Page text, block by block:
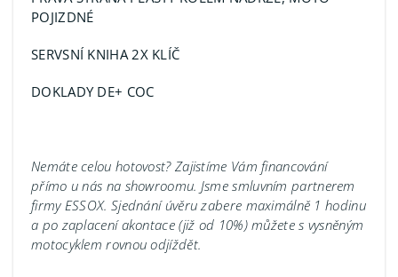
POJIZDNÉ
SERVSNÍ KNIHA 2X KLÍČ
DOKLADY DE+ COC
Nemáte celou hotovost? Zajistíme Vám financování
přímo u nás na showroomu. Jsme smluvním partnerem
firmy ESSOX. Sjednání úvěru zabere maximálně 1 hodinu
a po zaplacení akontace (již od 10%) můžete s vysněným
motocyklem rovnou odjíždět.